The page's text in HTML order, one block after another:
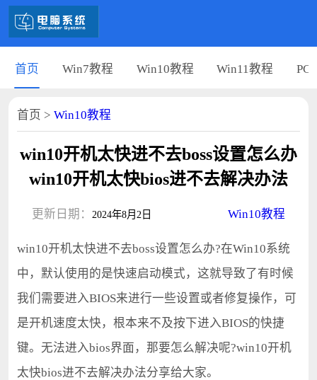
首页 Win7教程 Win10教程 Win11教程 PC
首页 > Win10教程
win10开机太快进不去boss设置怎么办
win10开机太快bios进不去解决办法
更新日期： 2024年8月2日 Win10教程
win10开机太快进不去boss设置怎么办?在Win10系统
中，默认使用的是快速启动模式，这就导致了有时候
我们需要进入BIOS来进行一些设置或者修复操作，可
是开机速度太快，根本来不及按下进入BIOS的快捷
键。无法进入bios界面，那要怎么解决呢?win10开机
太快bios进不去解决办法分享给大家。